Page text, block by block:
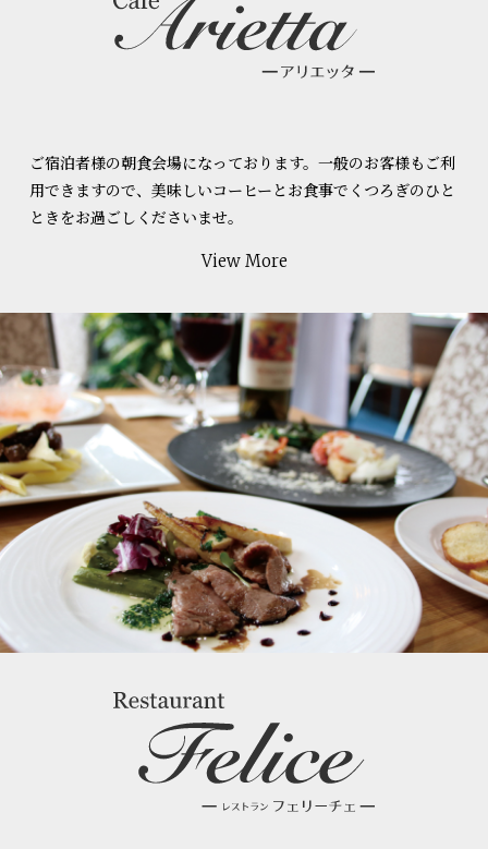
ご宿泊者様の朝食会場になっております。一般のお客様もご利
用できますので、美味しいコーヒーとお食事でくつろぎのひと
ときをお過ごしくださいませ。
View More